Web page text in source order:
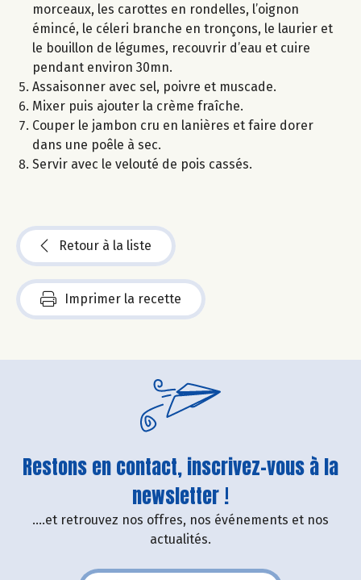
morceaux, les carottes en rondelles, l’oignon
émincé, le céleri branche en tronçons, le laurier et
le bouillon de légumes, recouvrir d’eau et cuire
pendant environ 30mn.
Assaisonner avec sel, poivre et muscade.
Mixer puis ajouter la crème fraîche.
Couper le jambon cru en lanières et faire dorer
dans une poêle à sec.
Servir avec le velouté de pois cassés.
Retour à la liste
Imprimer la recette
Restons en contact, inscrivez-vous à la
newsletter !
....et retrouvez nos offres, nos événements et nos
actualités.